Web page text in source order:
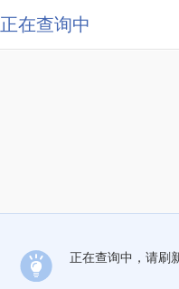
正在查询中
正在查询中，请刷